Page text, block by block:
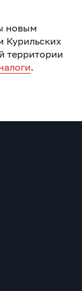
новым
Курильских
территории
.